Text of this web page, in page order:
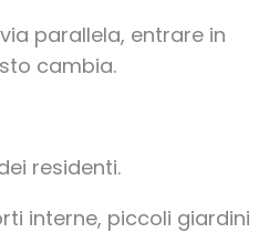
parallela, entrare in
cambia.
residenti.
interne, piccoli giardini